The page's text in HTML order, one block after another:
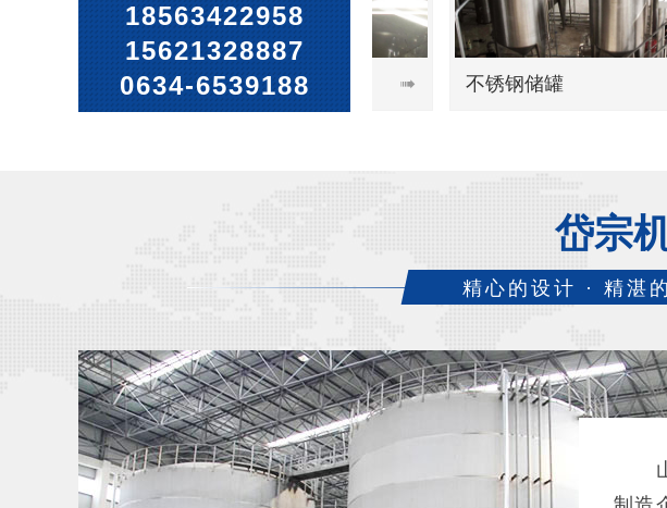
18563422958
15621328887
0634-6539188
 不锈钢储罐  乳
岱宗
精心的设计 · 精湛
山